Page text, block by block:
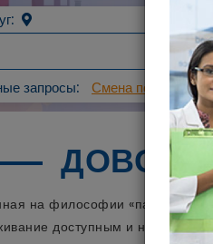
запросы: Смена пола с
на философии «пациент на
доступным и